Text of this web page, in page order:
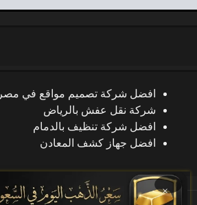
افضل شركة تصميم مواقع في مصر
شركة نقل عفش بالرياض
افضل شركة تنظيف بالدمام
افضل جهاز كشف المعادن
×